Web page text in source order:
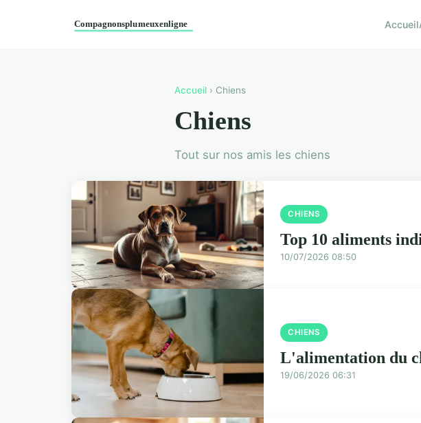
Accueil
Accueil › Chiens
Chiens
Tout sur nos amis les chiens
CHIENS
Top 10 aliments
10/07/2026 08:50
CHIENS
L'alimentation du
19/06/2026 06:31